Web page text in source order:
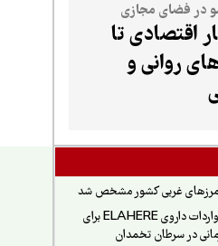
در فضای مجازی
اقتصادی تا
روانی و
مرزهای غربی کشور مشخص شد
کمک به تأمین مالی یا واردات داروی ELAHERE برای
در سرطان تخمدان